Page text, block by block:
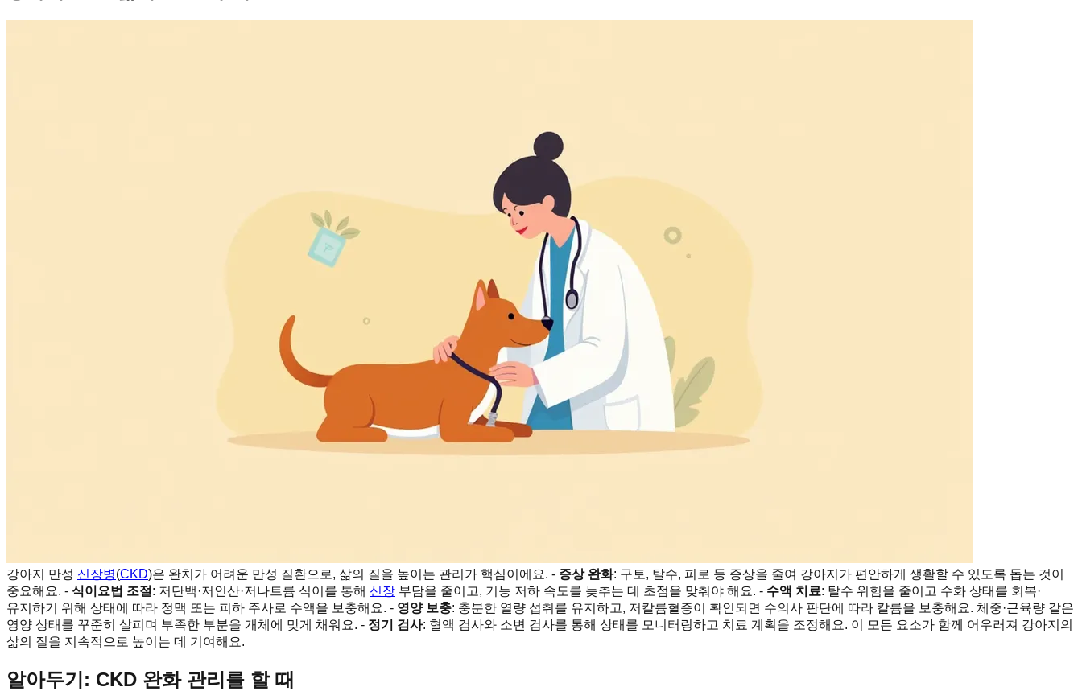
강아지 만성 신장병(CKD)은 완치가 어려운 만성 질환으로, 삶의 질을 높이는 관리가 핵심이에요. - 증상 완화: 구토, 탈수, 피로 등 증상을 줄여 강아지가 편안하게 생활할 수 있도록 돕는 것이
중요해요. - 식이요법 조절 : 저단백·저인산·저나트륨 식이를 통해 신장 부담을 줄이고, 기능 저하 속도를 늦추는 데 초점을 맞춰야 해요. - 수액 치료: 탈수 위험을 줄이고 수화 상태를 회복·
유지하기 위해 상태에 따라 정맥 또는 피하 주사로 수액을 보충해요. - 영양 보충: 충분한 열량 섭취를 유지하고, 저칼륨혈증이 확인되면 수의사 판단에 따라 칼륨을 보충해요. 체중·근육량 같은
영양 상태를 꾸준히 살피며 부족한 부분을 개체에 맞게 채워요. - 정기 검사: 혈액 검사와 소변 검사를 통해 상태를 모니터링하고 치료 계획을 조정해요. 이 모든 요소가 함께 어우러져 강아지의
삶의 질을 지속적으로 높이는 데 기여해요.
알아두기: CKD 완화 관리를 할 때